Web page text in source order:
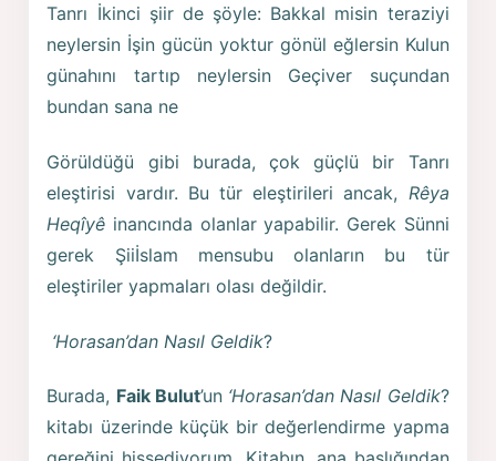
Tanrı İkinci şiir de şöyle: Bakkal misin teraziyi
neylersin İşin gücün yoktur gönül eğlersin Kulun
günahını tartıp neylersin Geçiver suçundan
bundan sana ne
Görüldüğü gibi burada, çok güçlü bir Tanrı
eleştirisi vardır. Bu tür eleştirileri ancak, Rêya
Heqîyê inancında olanlar yapabilir. Gerek Sünni
gerek Şiiİslam mensubu olanların bu tür
eleştiriler yapmaları olası değildir.
‘Horasan’dan Nasıl Geldik?
Burada, Faik Bulut’un ‘Horasan’dan Nasıl Geldik?
kitabı üzerinde küçük bir değerlendirme yapma